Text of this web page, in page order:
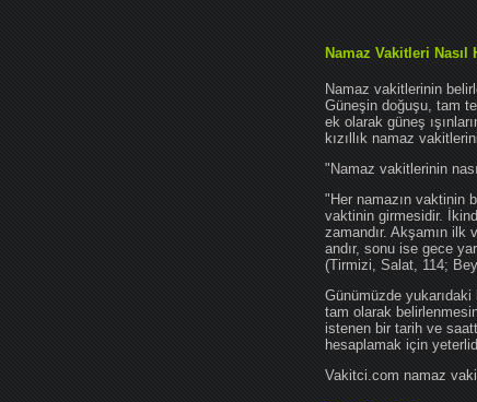
Namaz Vakitleri Nasıl
Namaz vakitlerinin
Güneşin doğuşu, tam
ek olarak güneş
kızıllık namaz
"Namaz vakitlerinin
"Her namazın vaktinin
vaktinin girmesidir.
zamandır. Akşamın ilk
andır, sonu ise gece
(Tirmizi, Salat, 114;
Günümüzde
tam olarak
istenen bir tarih ve
hesaplamak için
Vakitci.com namaz